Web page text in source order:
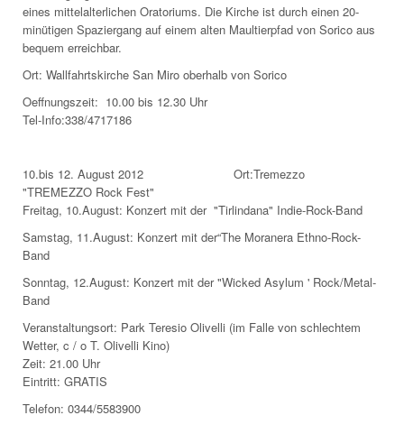
eines mittelalterlichen Oratoriums. Die Kirche ist durch einen 20-
minütigen Spaziergang auf einem alten Maultierpfad von Sorico aus
bequem erreichbar.
Ort: Wallfahrtskirche San Miro oberhalb von Sorico
Oeffnungszeit: 10.00 bis 12.30 Uhr
Tel-Info:338/4717186
10.bis 12. August 2012 Ort:Tremezzo
"TREMEZZO Rock Fest"
Freitag, 10.August: Konzert mit der "Tirlindana" Indie-Rock-Band
Samstag, 11.August: Konzert mit der“The Moranera Ethno-Rock-
Band
Sonntag, 12.August: Konzert mit der "Wicked Asylum ' Rock/Metal-
Band
Veranstaltungsort: Park Teresio Olivelli (im Falle von schlechtem
Wetter, c / o T. Olivelli Kino)
Zeit: 21.00 Uhr
Eintritt: GRATIS
Telefon: 0344/5583900